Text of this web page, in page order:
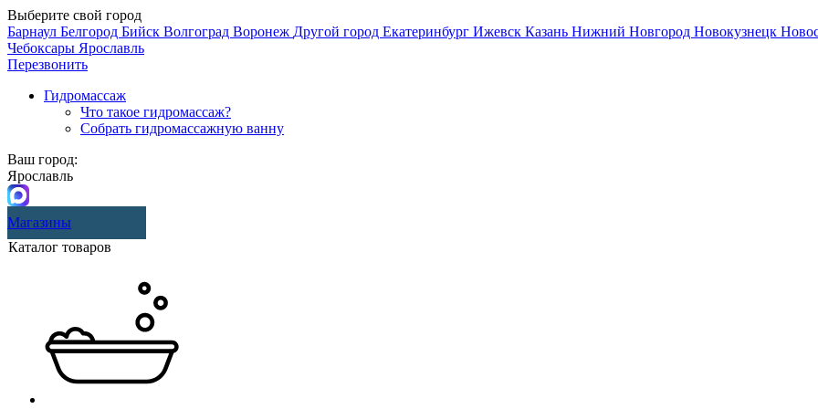
Выберите свой город
Барнаул Белгород Бийск Волгоград Воронеж Другой город Екатеринбург Ижевск Казань Нижний Новгород Новокузнецк
Чебоксары Ярославль
Перезвонить
Гидромассаж
Что такое гидромассаж?
Собрать гидромассажную ванну
Ваш город:
Ярославль
Магазины
Каталог товаров